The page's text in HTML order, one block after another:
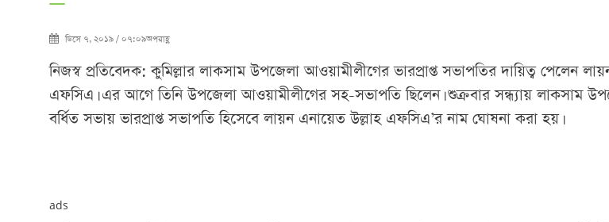
ডিসে ৭, ২০১৯ / ০৭:০৯অপরাহ্ণ
নিজস্ব প্রতিবেদক: কুমিল্লার লাকসাম উপজেলা আওয়ামীলীগের ভারপ্রাপ্ত সভাপতির দায়িত্ব পেলেন
এফসিএ। এর আগে তিনি উপজেলা আওয়ামীলীগের সহ-সভাপতি ছিলেন। শুক্রবার সন্ধ্যায় লাকসাম
বর্ধিত সভায় ভারপ্রাপ্ত সভাপতি হিসেবে লায়ন এনায়েত উল্লাহ এফসিএ’র নাম ঘোষনা করা হয়।
ads